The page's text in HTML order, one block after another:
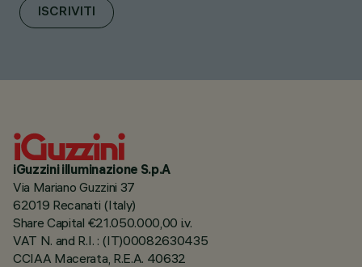
ISCRIVITI
iGuzzini illuminazione S.p.A
Via Mariano Guzzini 37
62019 Recanati (Italy)
Share Capital €21.050.000,00 i.v.
VAT N. and R.I. : (IT)00082630435
CCIAA Macerata, R.E.A. 40632